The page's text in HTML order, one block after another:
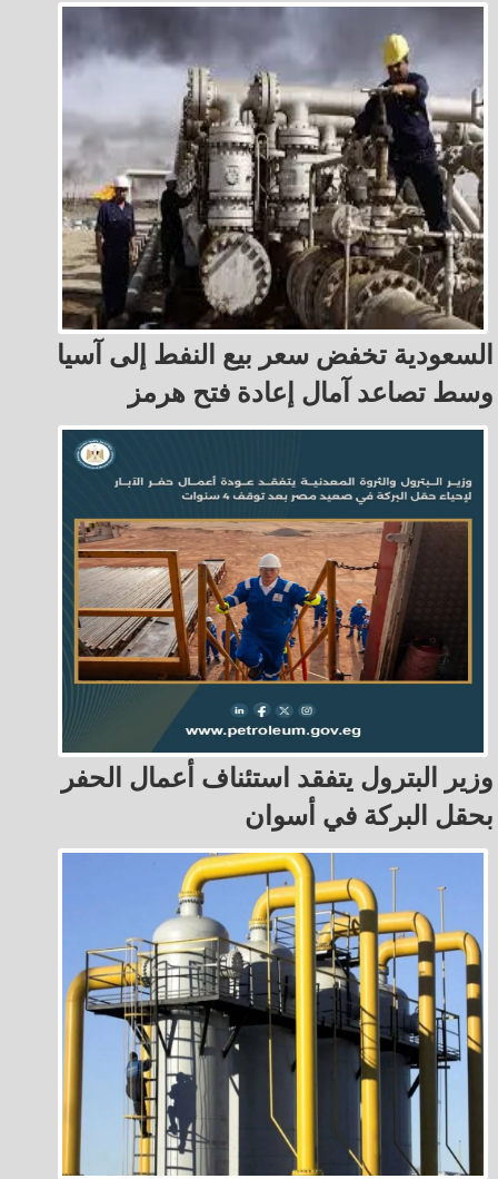
السعودية تخفض سعر بيع النفط إلى آسيا
وسط تصاعد آمال إعادة فتح هرمز
وزير البترول يتفقد استئناف أعمال الحفر
بحقل البركة في أسوان